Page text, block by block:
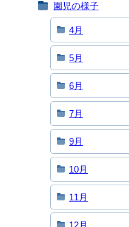
園児の様子
4月
5月
6月
7月
9月
10月
11月
12月